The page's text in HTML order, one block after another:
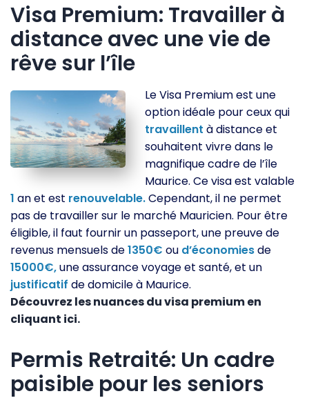
Visa Premium: Travailler à
distance avec une vie de
rêve sur l’île
Le Visa Premium est une
option idéale pour ceux qui
travaillent à distance et
souhaitent vivre dans le
magnifique cadre de l’île
Maurice. Ce visa est valable
1 an et est renouvelable.Cependant, il ne permet
pas de travailler sur le marché Mauricien. Pour être
éligible, il faut fournir un passeport, une preuve de
revenus mensuels de1350€ ou d’économiesde
15000€,une assurance voyage et santé, et un
justificatif de domicile à Maurice.
Découvrez les nuances du visa premium en
cliquant ici.
Permis Retraité: Un cadre
paisible pour les seniors